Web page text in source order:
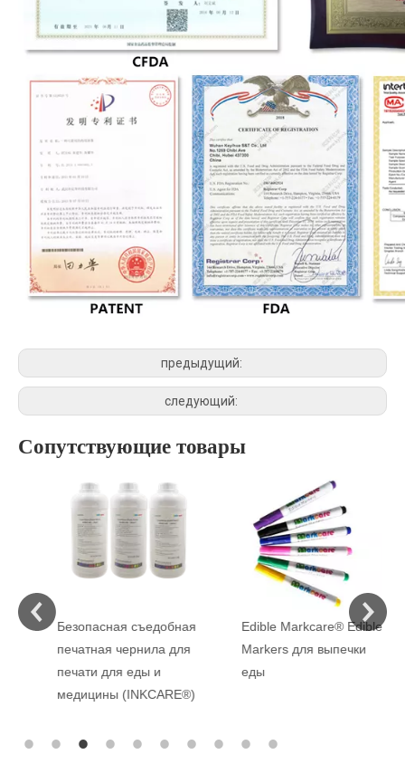
предыдущий:
следующий:
Сопутствующие товары
Безопасная съедобная
печатная чернила для
печати для еды и
медицины (INKCARE®)
Edible Markcare® Edible
Markers для выпечки
еды